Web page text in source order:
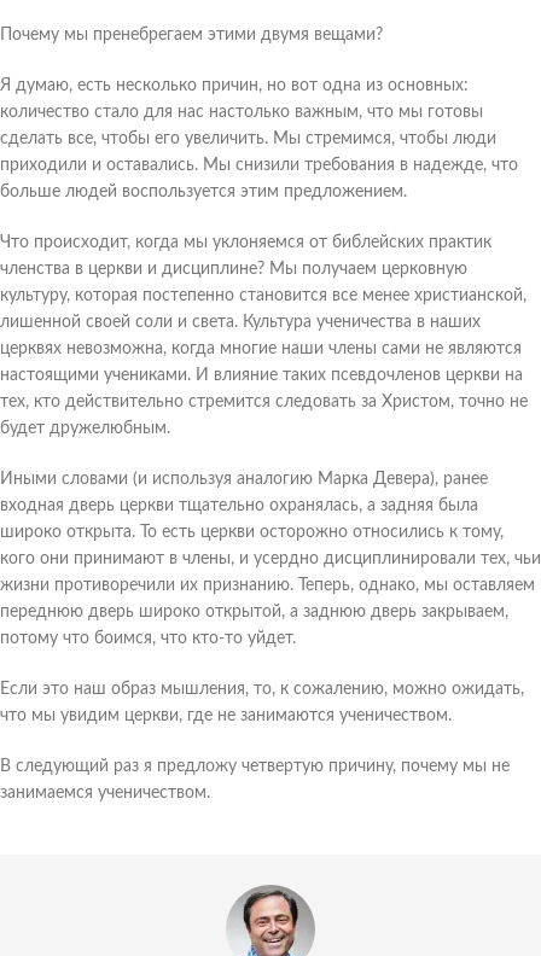
Почему мы пренебрегаем этими двумя вещами?
Я думаю, есть несколько причин, но вот одна из основных:
количество стало для нас настолько важным, что мы готовы
сделать все, чтобы его увеличить. Мы стремимся, чтобы люди
приходили и оставались. Мы снизили требования в надежде, что
больше людей воспользуется этим предложением.
Что происходит, когда мы уклоняемся от библейских практик
членства в церкви и дисциплине? Мы получаем церковную
культуру, которая постепенно становится все менее христианской,
лишенной своей соли и света. Культура ученичества в наших
церквях невозможна, когда многие наши члены сами не являются
настоящими учениками. И влияние таких псевдочленов церкви на
тех, кто действительно стремится следовать за Христом, точно не
будет дружелюбным.
Иными словами (и используя аналогию Марка Девера), ранее
входная дверь церкви тщательно охранялась, а задняя была
широко открыта. То есть церкви осторожно относились к тому,
кого они принимают в члены, и усердно дисциплинировали тех, чьи
жизни противоречили их признанию. Теперь, однако, мы оставляем
переднюю дверь широко открытой, а заднюю дверь закрываем,
потому что боимся, что кто-то уйдет.
Если это наш образ мышления, то, к сожалению, можно ожидать,
что мы увидим церкви, где не занимаются ученичеством.
В следующий раз я предложу четвертую причину, почему мы не
занимаемся ученичеством.